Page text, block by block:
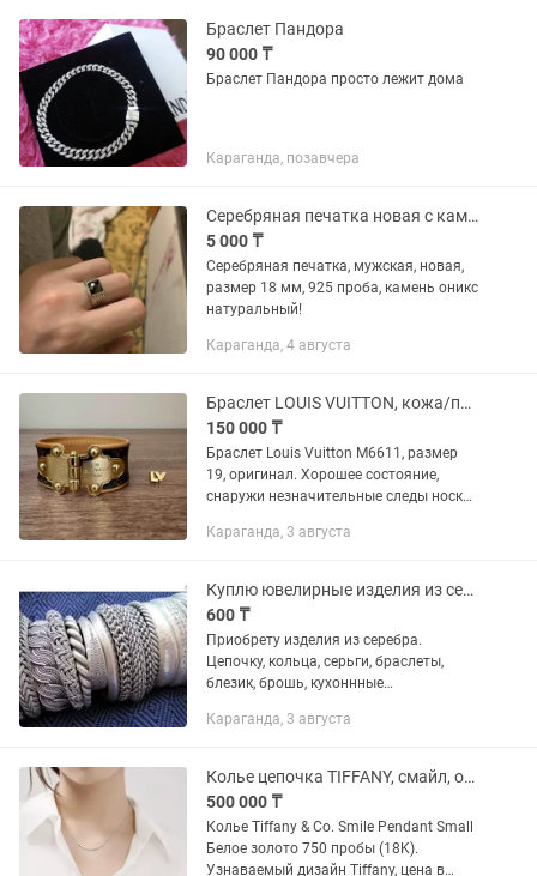
Браслет Пандора
90 000 ₸
Браслет Пандора просто лежит дома
Караганда, позавчера
Серебряная печатка новая с камнем ониксом, размером 18 мм.
5 000 ₸
Серебряная печатка, мужская, новая,
размер 18 мм, 925 проба, камень оникс
натуральный!
Караганда, 4 августа
Браслет LOUIS VUITTON, кожа/позолота, оригинал, размер 19
150 000 ₸
Браслет Louis Vuitton M6611, размер
19, оригинал. Хорошее состояние,
снаружи незначительные следы носки
рассмотрении, на внутренней стороне
Караганда, 3 августа
Куплю ювелирные изделия из серебра. Цепочку
600 ₸
Приобрету изделия из серебра.
Цепочку, кольца, серьги, браслеты,
блезик, брошь, кухоннные
состоянии, виде или с дефектами.
грамм. Можно...
Караганда, 3 августа
Колье цепочка TIFFANY, смайл, оригинал, золото
500 000 ₸
Колье Tiffany & Co. Smile Pendant Small
Белое золото 750 пробы (18K).
Узнаваемый дизайн Tiffany, цена в